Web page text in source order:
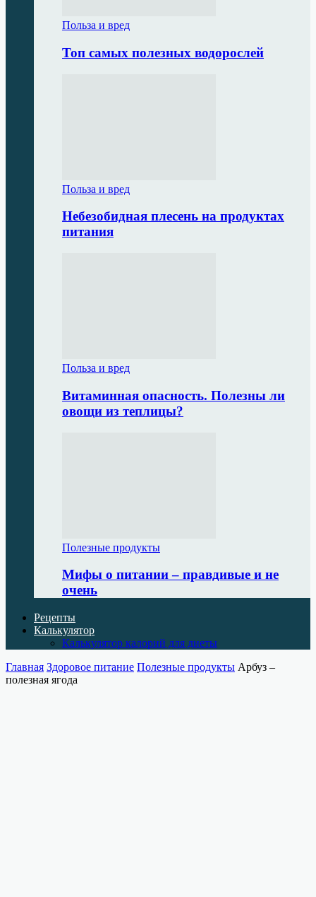
Польза и вред
Топ самых полезных водорослей
Польза и вред
Небезобидная плесень на продуктах
питания
Польза и вред
Витаминная опасность. Полезны ли
овощи из теплицы?
Полезные продукты
Мифы о питании – правдивые и не
очень
Рецепты
Калькулятор
Калькулятор калорий для диеты
Главная Здоровое питание Полезные продукты Арбуз –
полезная ягода